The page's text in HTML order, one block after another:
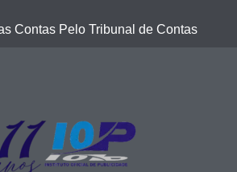
Contas Pelo Tribunal de Contas